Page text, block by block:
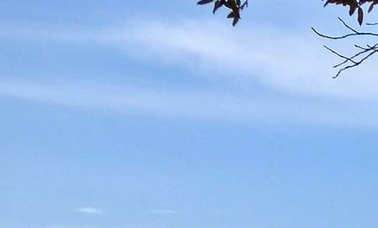
Annunci Donne